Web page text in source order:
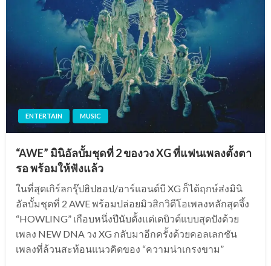
ENTERTAIN MUSIC
“AWE” มินิอัลบั้มชุดที่ 2 ของวง XG ที่แฟนเพลงตั้งตา
รอ พร้อมให้ฟังแล้ว
ในที่สุดเกิร์ลกรุ๊ปฮิปฮอป/อาร์แอนด์บี XG ก็ได้ฤกษ์ส่งมินิ
อัลบั้มชุดที่ 2 AWE พร้อมปล่อยมิวสิกวิดีโอเพลงหลักสุดจึ้ง
“HOWLING” เกือบหนึ่งปีนับตั้งแต่เดบิวต์แบบสุดปังด้วย
เพลง NEW DNA วง XG กลับมาอีกครั้งด้วยคอลเลกชัน
เพลงที่ล้วนสะท้อนแนวคิดของ “ความน่าเกรงขาม”